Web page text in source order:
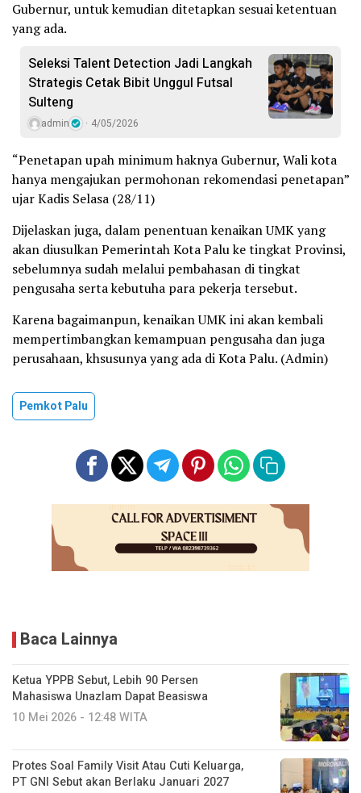
Gubernur, untuk kemudian ditetapkan sesuai ketentuan
yang ada.
Seleksi Talent Detection Jadi Langkah
Strategis Cetak Bibit Unggul Futsal
Sulteng
admin 4/05/2026
“Penetapan upah minimum haknya Gubernur, Wali kota
hanya mengajukan permohonan rekomendasi penetapan”
ujar Kadis Selasa (28/11)
Dijelaskan juga, dalam penentuan kenaikan UMK yang
akan diusulkan Pemerintah Kota Palu ke tingkat Provinsi,
sebelumnya sudah melalui pembahasan di tingkat
pengusaha serta kebutuha para pekerja tersebut.
Karena bagaimanpun, kenaikan UMK ini akan kembali
mempertimbangkan kemampuan pengusaha dan juga
perusahaan, khsusunya yang ada di Kota Palu. (Admin)
Pemkot Palu
Baca Lainnya
Ketua YPPB Sebut, Lebih 90 Persen
Mahasiswa Unazlam Dapat Beasiswa
10 Mei 2026 - 12:48 WITA
Protes Soal Family Visit Atau Cuti Keluarga,
PT GNI Sebut akan Berlaku Januari 2027